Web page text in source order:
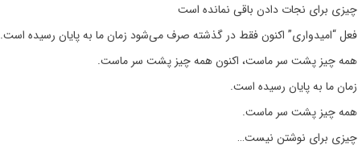
چیزی برای نجات دادن باقی نمانده است
فعل “امیدواری” اکنون فقط در گذشته صرف می‌شود زمان ما به پایان رسیده است.
همه چیز پشت سر ماست، اکنون همه چیز پشت سر ماست.
زمان ما به پایان رسیده است.
همه چیز پشت سر ماست.
چیزی برای نوشتن نیست…